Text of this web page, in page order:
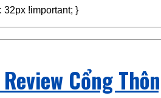
32px !important; }
Cổng